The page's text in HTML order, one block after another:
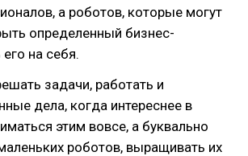
а роботов, которые могут
определенный бизнес-
на себя.
задачи, работать и
дела, когда интереснее в
этим вовсе, а буквально
роботов, выращивать их